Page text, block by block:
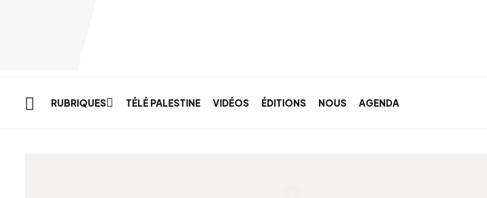
RUBRIQUES TÉLÉ PALESTINE VIDÉOS ÉDITIONS NOUS AGENDA